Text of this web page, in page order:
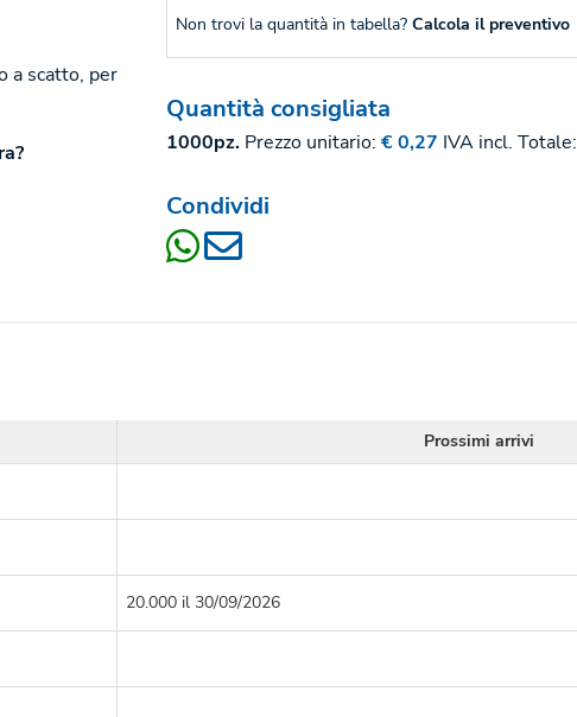
a scatto, per
Non trovi la quantità in tabella? Calcola il preventivo
Quantità consigliata
1000pz. Prezzo unitario: € 0,27 IVA incl. Totale:
Condividi
Prossimi arrivi
20.000 il 30/09/2026